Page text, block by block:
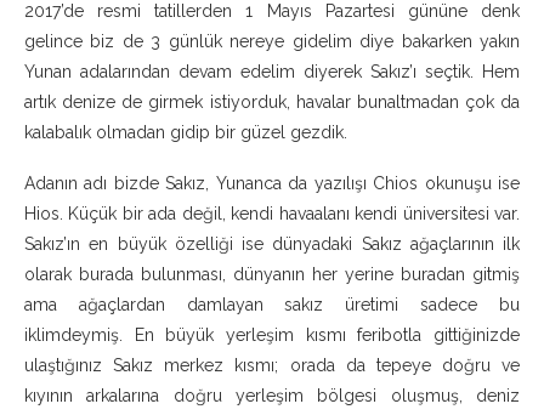
2017’de resmi tatillerden 1 Mayıs Pazartesi gününe denk
gelince biz de 3 günlük nereye gidelim diye bakarken yakın
Yunan adalarından devam edelim diyerek Sakız’ı seçtik. Hem
artık denize de girmek istiyorduk, havalar bunaltmadan çok da
kalabalık olmadan gidip bir güzel gezdik.
Adanın adı bizde Sakız, Yunanca da yazılışı Chios okunuşu ise
Hios. Küçük bir ada değil, kendi havaalanı kendi üniversitesi var.
Sakız’ın en büyük özelliği ise dünyadaki Sakız ağaçlarının ilk
olarak burada bulunması, dünyanın her yerine buradan gitmiş
ama ağaçlardan damlayan sakız üretimi sadece bu
iklimdeymiş. En büyük yerleşim kısmı feribotla gittiğinizde
ulaştığınız Sakız merkez kısmı; orada da tepeye doğru ve
kıyının arkalarına doğru yerleşim bölgesi oluşmuş, deniz